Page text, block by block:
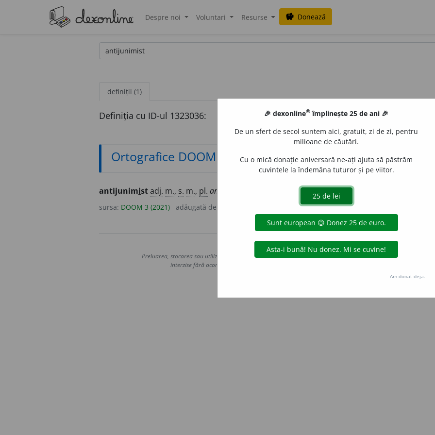
Despre noi Voluntari Resurse savings Donează
definiții (1)
Definiția cu ID-ul 1323036:
Ortografice DOOM
antijunimistadj. m., s. m., pl. antijunim antijunimistă,pl. antijunim
sursa: DOOM 3 (2021) adăugată de
Copyright © 2004-2026 dexonline (https://dexonline.ro)
Preluarea, stocarea sau utilizarea datelor de pe acest site, inclusiv prin orice metode de extragere automată
interzise fără acordul nostru prealabil scris, cu excepția seturilor de date oferite oficial spre utilizare
Hosterion
🎉 dexonline® împlinește 25 de ani 🎉
De un sfert de secol suntem aici, gratuit, zi de zi, pentru
milioane de căutări.
Cu o mică donație aniversară ne-ați ajuta să păstrăm
cuvintele la îndemâna tuturor și pe viitor.
Am donat deja.